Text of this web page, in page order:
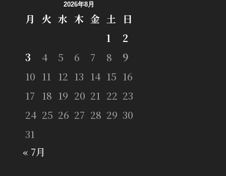
2026年8月
月 火 水 木 金 土
日
1
2
3
4 5 6 7 8
9
10 11 12 13 14 15 16
17 18 19 20 21 22 23
24 25 26 27 28 29 30
31
« 7月